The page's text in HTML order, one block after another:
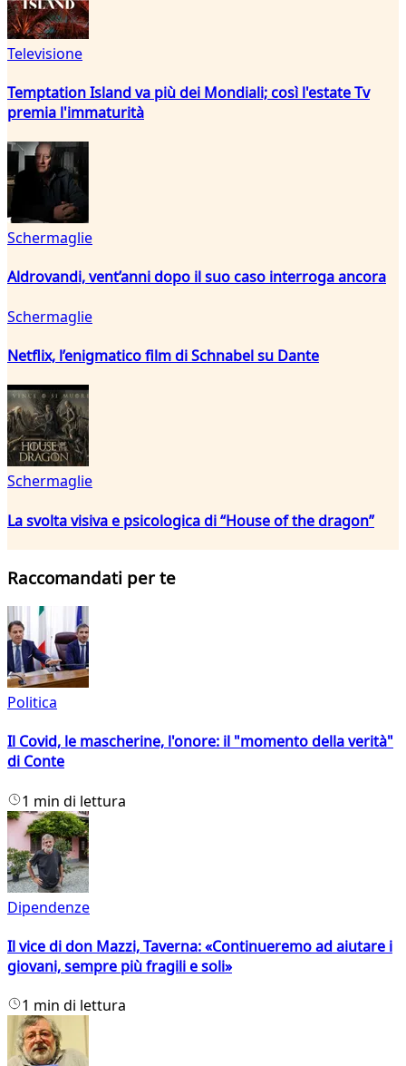
Televisione
Temptation Island va più dei Mondiali; così l'estate Tv
premia l'immaturità
Schermaglie
Aldrovandi, vent’anni dopo il suo caso interroga ancora
Schermaglie
Netflix, l’enigmatico film di Schnabel su Dante
Schermaglie
La svolta visiva e psicologica di “House of the dragon”
Raccomandati per te
Politica
Il Covid, le mascherine, l'onore: il "momento della verità"
di Conte
1 min di lettura
Dipendenze
Il vice di don Mazzi, Taverna: «Continueremo ad aiutare i
giovani, sempre più fragili e soli»
1 min di lettura